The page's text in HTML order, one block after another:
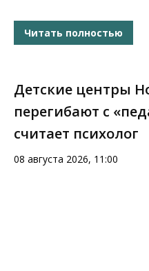
Читать полностью
Детские центры
перегибают с
считает психолог
08 августа 2026, 11:00